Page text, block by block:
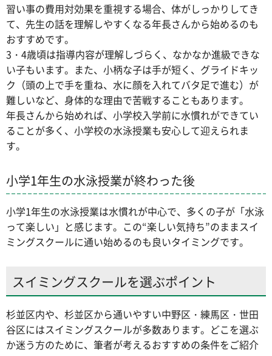
習い事の費用対効果を重視する場合、体がしっかりしてき
て、先生の話を理解しやすくなる年長さんから始めるのも
おすすめです。
3・4歳頃は指導内容が理解しづらく、なかなか進級できな
い子もいます。また、小柄な子は手が短く、グライドキッ
ク（頭の上で手を重ね、水に顔を入れてバタ足で進む）が
難しいなど、身体的な理由で苦戦することもあります。
年長さんから始めれば、小学校入学前に水慣れができてい
ることが多く、小学校の水泳授業も安心して迎えられま
す。
小学1年生の水泳授業が終わった後
小学1年生の水泳授業は水慣れが中心で、多くの子が「水泳
って楽しい」と感じます。この“楽しい気持ち”のままスイ
ミングスクールに通い始めるのも良いタイミングです。
スイミングスクールを選ぶポイント
杉並区内や、杉並区から通いやすい中野区・練馬区・世田
谷区にはスイミングスクールが多数あります。どこを選ぶ
か迷う方のために、筆者が考えるおすすめの条件をご紹介